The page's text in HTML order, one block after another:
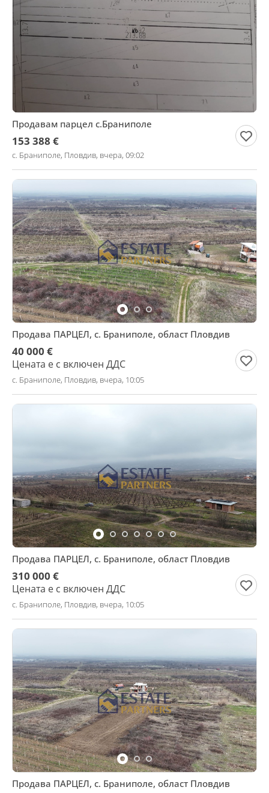
Продавам парцел с.Браниполе
153 388 €
с. Браниполе, Пловдив, вчера, 09:02
Продава ПАРЦЕЛ, с. Браниполе, област Пловдив
40 000 €
Цената е с включен ДДС
с. Браниполе, Пловдив, вчера, 10:05
Продава ПАРЦЕЛ, с. Браниполе, област Пловдив
310 000 €
Цената е с включен ДДС
с. Браниполе, Пловдив, вчера, 10:05
Продава ПАРЦЕЛ, с. Браниполе, област Пловдив